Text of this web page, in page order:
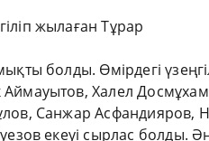
жылаған Тұрар
болды. Өмірдегі
Халел
Санжар Асфандияров,
екеуі сырлас болды.